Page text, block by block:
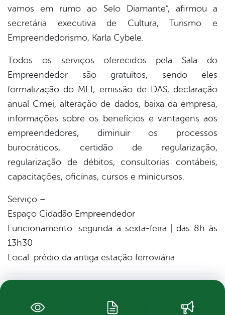
vamos em rumo ao Selo Diamante”, afirmou a
secretária executiva de Cultura, Turismo e
Empreendedorismo, Karla Cybele.
Todos os serviços oferecidos pela Sala do
Empreendedor são gratuitos, sendo eles
formalização do MEI, emissão de DAS, declaração
anual Cmei, alteração de dados, baixa da empresa,
informações sobre os benefícios e vantagens aos
empreendedores, diminuir os processos
burocráticos, certidão de regularização,
regularização de débitos, consultorias contábeis,
capacitações, oficinas, cursos e minicursos.
Serviço –
Espaço Cidadão Empreendedor
Funcionamento: segunda a sexta-feira | das 8h às
13h30
Local: prédio da antiga estação ferroviária